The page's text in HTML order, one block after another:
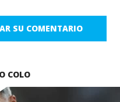
SU COMENTARIO
COLO